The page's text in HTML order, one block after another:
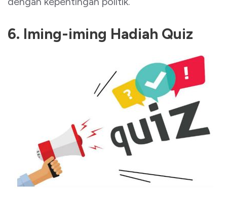
6. Iming-iming Hadiah Quiz